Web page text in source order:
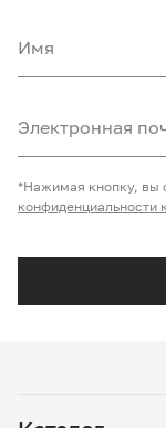
Имя
Электронная
*Нажимая кнопку, вы
конфиденциальности